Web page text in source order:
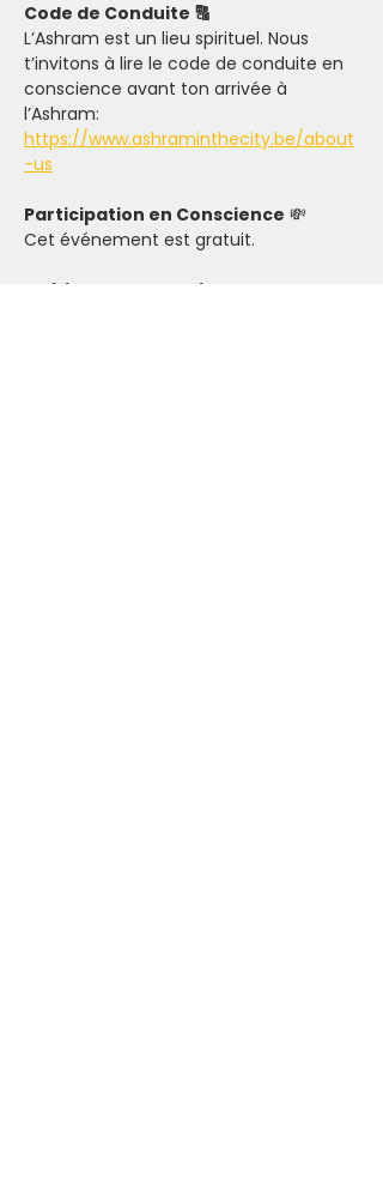
Code de Conduite 🔠
L’Ashram est un lieu spirituel. Nous
t’invitons à lire le code de conduite en
conscience avant ton arrivée à
l’Ashram:
https://www.ashraminthecity.be/about
-us
Participation en Conscience 💸
Cet événement est gratuit.
Politique d’annulation &